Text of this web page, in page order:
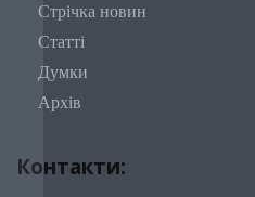
Стрічка новин
Статті
Думки
Архів
Контакти: